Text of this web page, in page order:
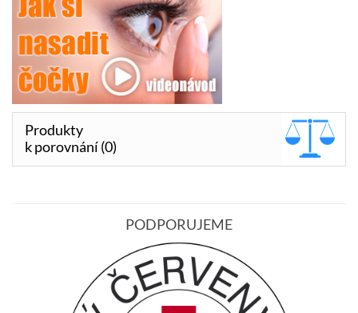
Produkty
k porovnání (0)
PODPORUJEME